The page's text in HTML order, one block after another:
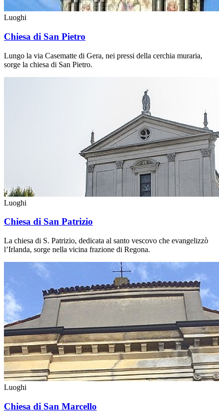
Luoghi
Chiesa di San Pietro
Lungo la via Casematte di Gera, nei pressi della cerchia muraria,
sorge la chiesa di San Pietro.
Luoghi
Chiesa di San Patrizio
La chiesa di S. Patrizio, dedicata al santo vescovo che evangelizzò
l’Irlanda, sorge nella vicina frazione di Regona.
Luoghi
Chiesa di San Marcello